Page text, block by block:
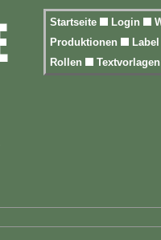
Startseite Login
Produktionen
Rollen